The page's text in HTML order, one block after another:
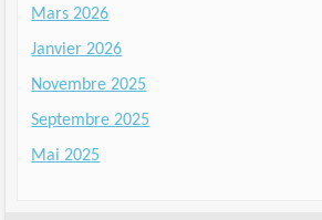
Mars 2026
Janvier 2026
Novembre 2025
Septembre 2025
Mai 2025